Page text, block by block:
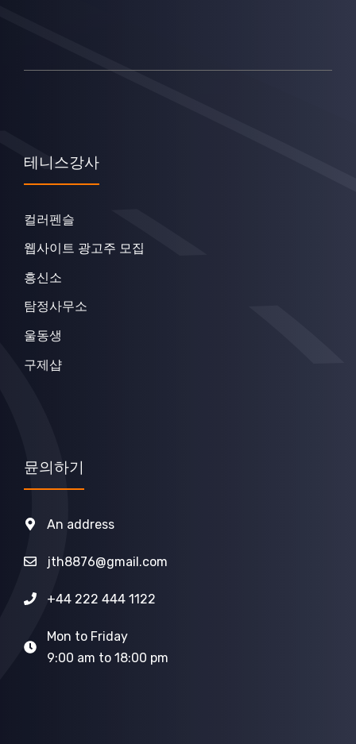
테니스강사
컬러펜슬
웹사이트 광고주 모집
흥신소
탐정사무소
울동생
구제샵
뮨의하기
An address
jth8876@gmail.com
+44 222 444 1122
Mon to Friday
9:00 am to 18:00 pm